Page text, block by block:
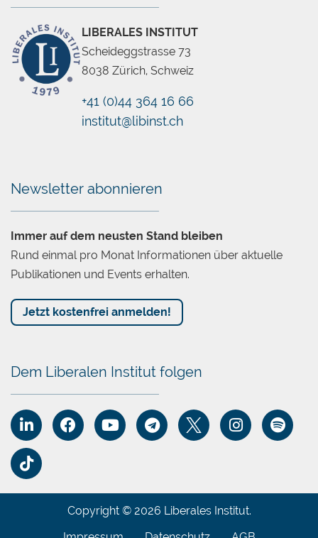
Chatbot
LIBERALES INSTITUT
Scheideggstrasse 73
8038 Zürich, Schweiz
+41 (0)44 364 16 66
institut@libinst.ch
Newsletter abonnieren
Immer auf dem neusten Stand bleiben
Rund einmal pro Monat Informationen über aktuelle
Publikationen und Events erhalten.
Jetzt kostenfrei anmelden!
Dem Liberalen Institut folgen
Copyright © 2026 Liberales Institut.